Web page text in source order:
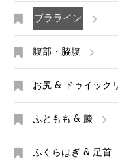
ブラライン
腹部・脇腹
お尻 & ドゥイック
ふともも & 膝
ふくらはぎ & 足首